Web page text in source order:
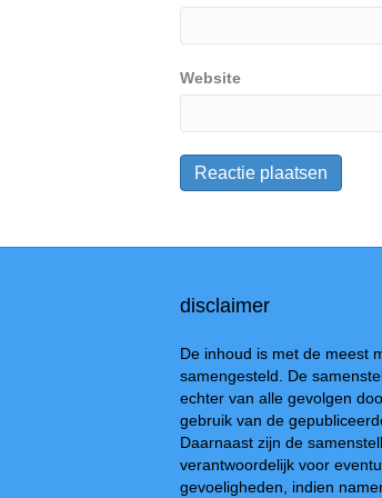
Website
disclaimer
De inhoud is met de meest
samengesteld. De
echter van alle gevolgen
gebruik van de
Daarnaast zijn de
verantwoordelijk voor
gevoeligheden, indien